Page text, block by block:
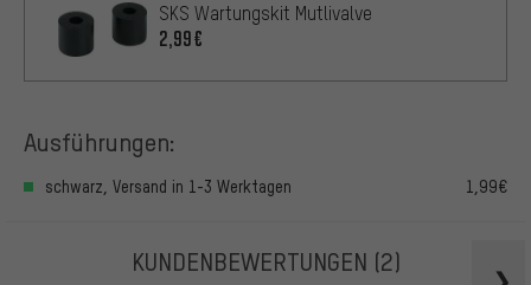
SKS Wartungskit Mutlivalve
2,99€
Ausführungen:
schwarz, Versand in 1-3 Werktagen 1,99€
KUNDENBEWERTUNGEN (2)